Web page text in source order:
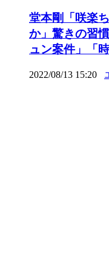
堂本剛「咲楽
か」驚きの習
ュン案件」「
2022/08/13 15:20